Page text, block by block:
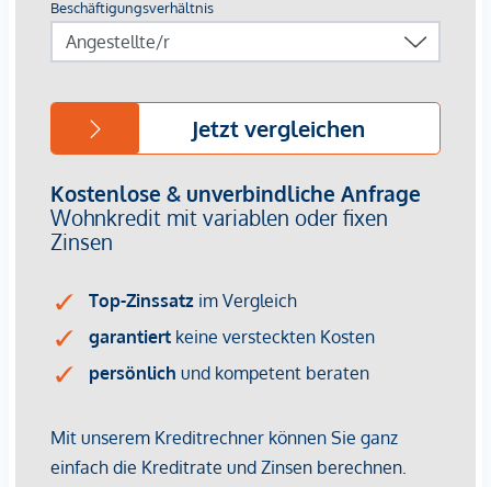
GmbH zustande. Das Objekt wird von einem externen
Immobilienunternehmen angeboten. Allfällige aus dem
gegenüber dem anbietenden Immobilienunternehmen
geltend zu machen. Wir weisen Sie darauf hin, dass die
unverbindliche Vorabinformationen sind und daher ohne
Gewähr erfolgen. Der Vermittler ist als Doppelmakler tätig.